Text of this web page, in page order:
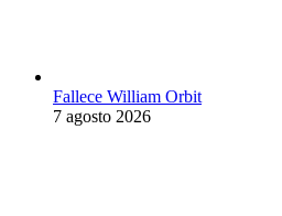
Fallece William Orbit
7 agosto 2026